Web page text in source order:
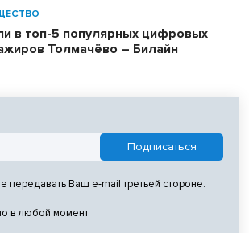
в топ-5 популярных цифровых
Толмачёво – Билайн
передавать Ваш e-mail третьей стороне.
в любой момент